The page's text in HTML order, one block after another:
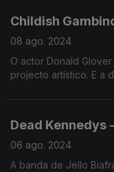
Childish
08 ago. 2024
O actor Donald
projecto artístico. E a
Dead Kennedys
06 ago. 2024
A banda de Jello